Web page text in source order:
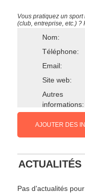
Vous pratiquez un
(club, entreprise, etc.) ?
Nom:
Téléphone:
Email:
Site web:
Autres
informations:
AJOUTER DES
ACTUALITÉS
Pas d'actualités